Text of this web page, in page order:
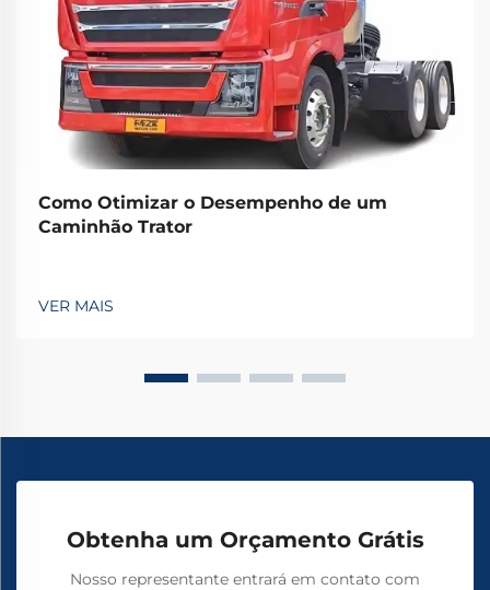
Como Otimizar o Desempenho de um
Caminhão Trator
VER MAIS
Obtenha um Orçamento Grátis
Nosso representante entrará em contato com